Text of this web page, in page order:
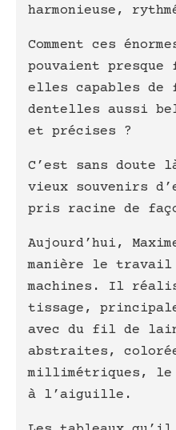
harmonieuse,
Comment ces
pouvaient
elles capables de
dentelles aussi
et précises ?
C’est sans doute
vieux souvenirs
pris racine de
Aujourd’hui,
manière le travail
machines. Il
tissage,
avec du fil de
abstraites,
millimétriques,
à l’aiguille.